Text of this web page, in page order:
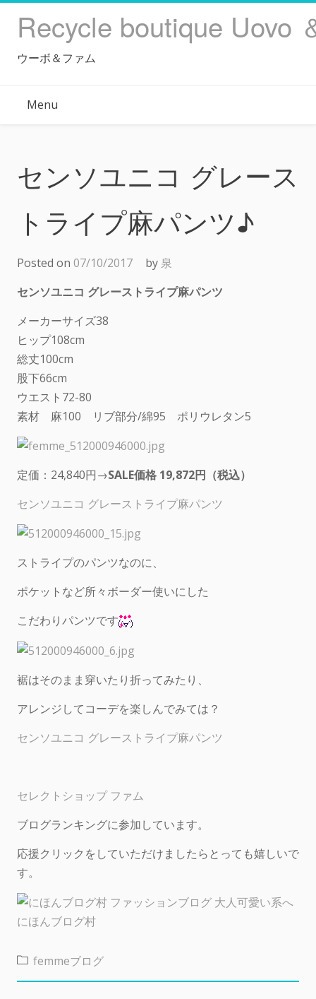
Recycle boutique Uovo
ウーボ＆ファム
Menu
センソユニコ グレース
トライプ麻パンツ♪
Posted on 07/10/2017 by 泉
センソユニコ グレーストライプ麻パンツ
メーカーサイズ38
ヒップ108cm
総丈100cm
股下66cm
ウエスト72-80
素材 麻100 リブ部分/綿95 ポリウレタン5
定価：24,840円→SALE価格 19,872円（税込）
センソユニコ グレーストライプ麻パンツ
ストライプのパンツなのに、
ポケットなど所々ボーダー使いにした
こだわりパンツです
裾はそのまま穿いたり折ってみたり、
アレンジしてコーデを楽しんでみては？
センソユニコ グレーストライプ麻パンツ
セレクトショップ ファム
ブログランキングに参加しています。
応援クリックをしていただけましたらとっても嬉しいで
す。
にほんブログ村
femmeブログ